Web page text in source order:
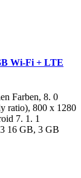
Wi-Fi + LTE
Farben, 8. 0
ratio), 800 x 1280
7. 1. 1
16 GB, 3 GB